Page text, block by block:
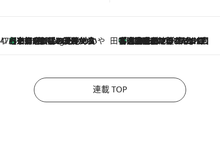
47都道府県の手みやげ ひんやりスイーツで夏を満喫
10 Hours Ago
【京都府】この夏絶対食べたい 冷やしておいしいおやつ3選 ひと口目から心を掴む新緑のテリーヌ 田中稲の勝手に再ブーム
2026.8.7
「湘南乃風に憧れて」観客大盛上がりの“タオル回し”に、ラッパー顔負けの高速歌唱まで…さだまさし（74）のアグレッシブすぎる現在地
連載 TOP